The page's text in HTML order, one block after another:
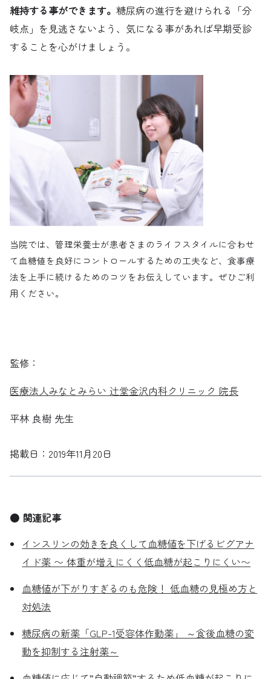
維持する事ができます。糖尿病の進行を避けられる「分
岐点」を見逃さないよう、気になる事があれば早期受診
することを心がけましょう。
当院では、管理栄養士が患者さまのライフスタイルに合わせ
て血糖値を良好にコントロールするための工夫など、食事療
法を上手に続けるためのコツをお伝えしています。ぜひご利
用ください。
監修：
医療法人みなとみらい 辻堂金沢内科クリニック 院長
平林 良樹 先生
掲載日：2019年11月20日
● 関連記事
インスリンの効きを良くして血糖値を下げるビグアナ
イド薬 〜 体重が増えにくく低血糖が起こりにくい〜
血糖値が下がりすぎるのも危険！ 低血糖の見極め方と
対処法
糖尿病の新薬「GLP-1受容体作動薬」 ～食後血糖の変
動を抑制する注射薬～